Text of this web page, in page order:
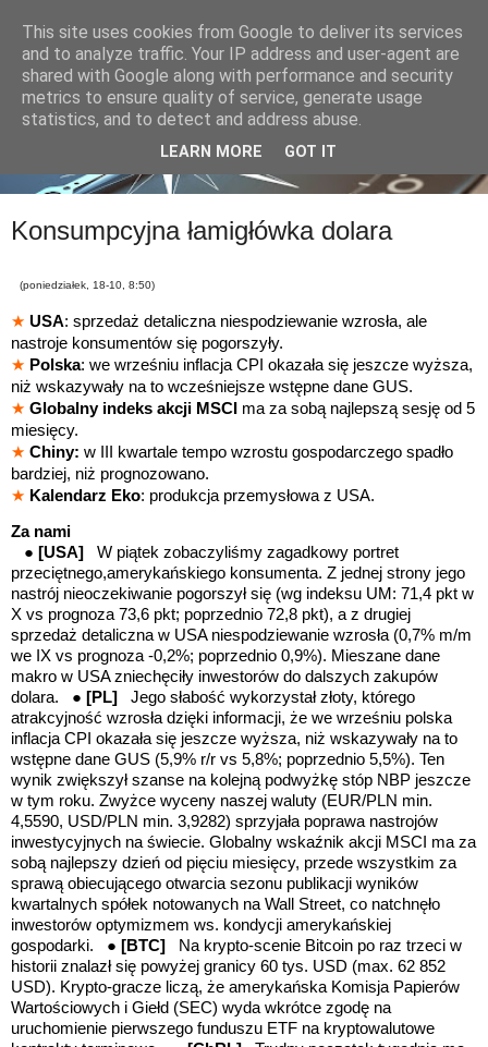
Konsumpcyjna łamigłówka dolara
(poniedziałek, 18-10, 8:50)
★ USA: sprzedaż detaliczna niespodziewanie wzrosła, ale
nastroje konsumentów się pogorszyły.
★ Polska: we wrześniu inflacja CPI okazała się jeszcze wyższa,
niż wskazywały na to wcześniejsze wstępne dane GUS.
★ Globalny indeks akcji MSCI ma za sobą najlepszą sesję od 5
miesięcy.
★ Chiny: w III kwartale tempo wzrostu gospodarczego spadło
bardziej, niż prognozowano.
★ Kalendarz Eko: produkcja przemysłowa z USA.
Za nami
● [USA] W piątek zobaczyliśmy zagadkowy portret
przeciętnego,amerykańskiego konsumenta. Z jednej strony jego
nastrój nieoczekiwanie pogorszył się (wg indeksu UM: 71,4 pkt w
X vs prognoza 73,6 pkt; poprzednio 72,8 pkt), a z drugiej
sprzedaż detaliczna w USA niespodziewanie wzrosła (0,7% m/m
we IX vs prognoza -0,2%; poprzednio 0,9%). Mieszane dane
makro w USA zniechęciły inwestorów do dalszych zakupów
dolara. ● [PL] Jego słabość wykorzystał złoty, którego
atrakcyjność wzrosła dzięki informacji, że we wrześniu polska
inflacja CPI okazała się jeszcze wyższa, niż wskazywały na to
wstępne dane GUS (5,9% r/r vs 5,8%; poprzednio 5,5%). Ten
wynik zwiększył szanse na kolejną podwyżkę stóp NBP jeszcze
w tym roku. Zwyżce wyceny naszej waluty (EUR/PLN min.
4,5590, USD/PLN min. 3,9282) sprzyjała poprawa nastrojów
inwestycyjnych na świecie. Globalny wskaźnik akcji MSCI ma za
sobą najlepszy dzień od pięciu miesięcy, przede wszystkim za
sprawą obiecującego otwarcia sezonu publikacji wyników
kwartalnych spółek notowanych na Wall Street, co natchnęło
inwestorów optymizmem ws. kondycji amerykańskiej
gospodarki. ● [BTC] Na krypto-scenie Bitcoin po raz trzeci w
historii znalazł się powyżej granicy 60 tys. USD (max. 62 852
USD). Krypto-gracze liczą, że amerykańska Komisja Papierów
Wartościowych i Giełd (SEC) wyda wkrótce zgodę na
uruchomienie pierwszego funduszu ETF na kryptowalutowe
This site uses cookies from Google to deliver its services
and to analyze traffic. Your IP address and user-agent are
shared with Google along with performance and security
metrics to ensure quality of service, generate usage
statistics, and to detect and address abuse.
LEARN MORE GOT IT